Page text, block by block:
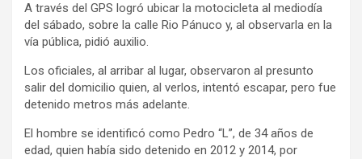
A través del GPS logró ubicar la motocicleta al mediodía
del sábado, sobre la calle Rio Pánuco y, al observarla en la
vía pública, pidió auxilio.
Los oficiales, al arribar al lugar, observaron al presunto
salir del domicilio quien, al verlos, intentó escapar, pero fue
detenido metros más adelante.
El hombre se identificó como Pedro “L”, de 34 años de
edad, quien había sido detenido en 2012 y 2014, por